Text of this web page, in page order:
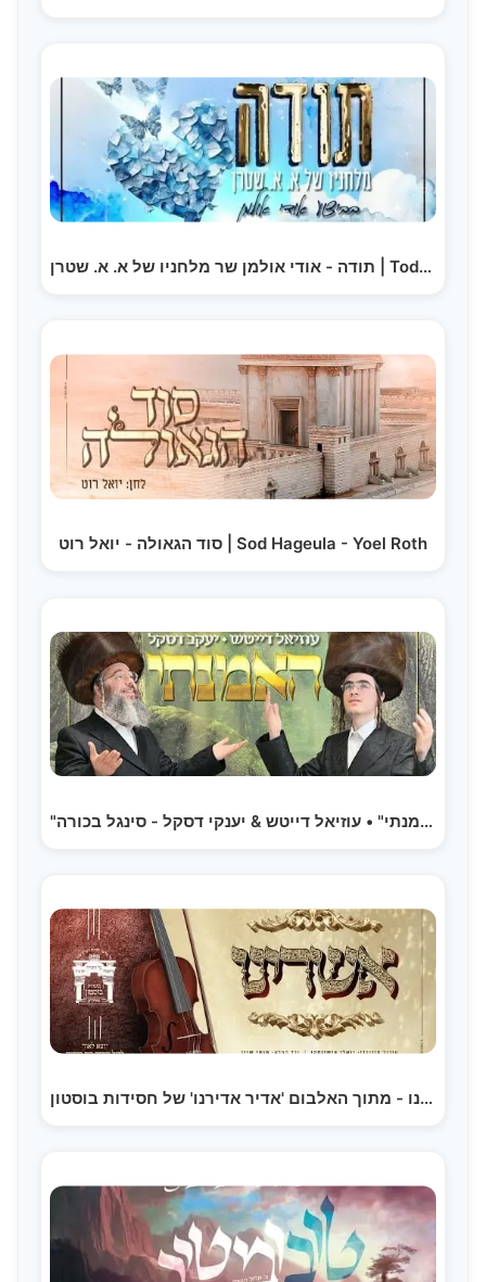
תודה - אודי אולמן שר מלחניו של א. א. שטרן | Toda -…
סוד הגאולה - יואל רוט | Sod Hageula - Yoel Roth
"האמנתי" • עוזיאל דייטש & יענקי דסקל - סינגל בכורה |…
אשרינו - מתוך האלבום 'אדיר אדירנו' של חסידות בוסטון…